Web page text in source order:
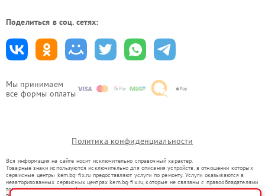
Мы принимаем
все формы оплаты
Поделиться в соц. сетях:
Политика конфиденциальности
Вся информация на сайте носит исключительно справочный характер.
Товарные знаки используются исключительно для описания устройств, в отношении которых
сервисные центры kem.bq-fix.ru предоставляют услуги по ремонту. Услуги оказываются в
неавторизованных сервисных центрах kem.bq-fix.ru, которые не связаны с правообладателями
товарных знаков или их официальными представителями.